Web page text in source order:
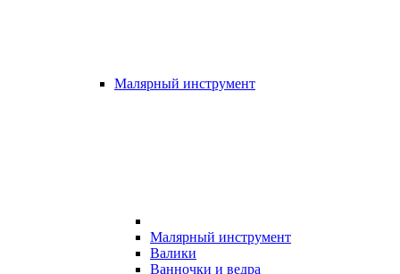
Малярный инструмент
Малярный инструмент
Валики
Ванночки и ведра